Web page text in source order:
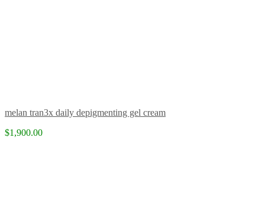
melan tran3x daily depigmenting gel cream
$1,900.00